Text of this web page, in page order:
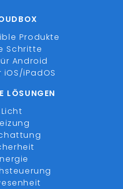
Produkte
Schritte
Android
iPadOS
LÖSUNGEN
Licht